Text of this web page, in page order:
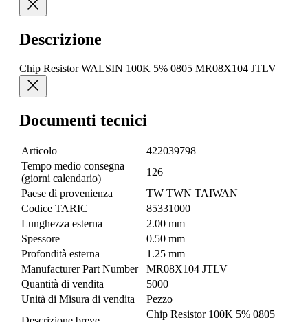
Descrizione
Chip Resistor WALSIN 100K 5% 0805 MR08X104 JTLV
Documenti tecnici
Articolo
422039798
Tempo medio consegna
(giorni calendario)
126
Paese di provenienza
TW TWN TAIWAN
Codice TARIC
85331000
Lunghezza esterna
2.00 mm
Spessore
0.50 mm
Profondità esterna
1.25 mm
Manufacturer Part Number
MR08X104 JTLV
Quantità di vendita
5000
Unità di Misura di vendita
Pezzo
Chip Resistor 100K 5% 0805